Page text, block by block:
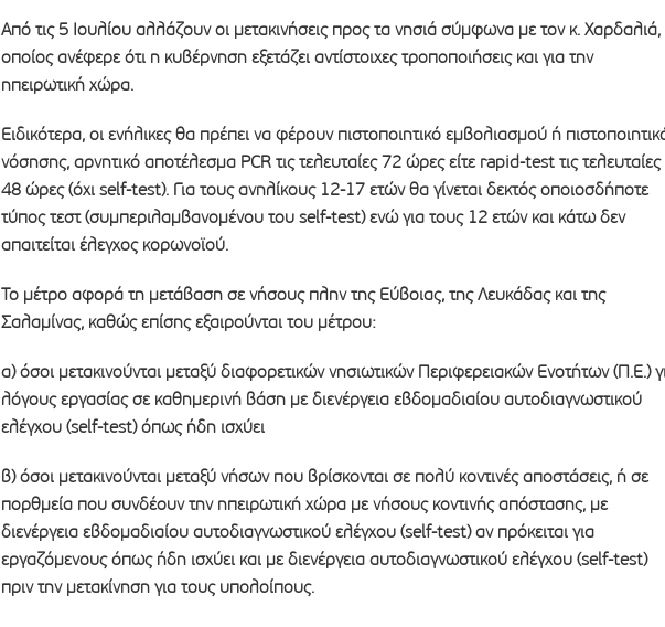
Από τις 5 Ιουλίου αλλάζουν οι μετακινήσεις προς τα νησιά σύμφωνα με τον κ.
οποίος ανέφερε ότι η κυβέρνηση εξετάζει αντίστοιχες τροποποιήσεις και για την
ηπειρωτική χώρα.
Ειδικότερα, οι ενήλικες θα πρέπει να φέρουν πιστοποιητικό εμβολιασμού ή
νόσησης, αρνητικό αποτέλεσμα PCR τις τελευταίες 72 ώρες είτε rapid-test τις τελευταίες
48 ώρες (όχι self-test). Για τους ανηλίκους 12-17 ετών θα γίνεται δεκτός οποιοσδήποτε
τύπος τεστ (συμπεριλαμβανομένου του self-test) ενώ για τους 12 ετών και κάτω δεν
απαιτείται έλεγχος κορωνοϊού.
Το μέτρο αφορά τη μετάβαση σε νήσους πλην της Εύβοιας, της Λευκάδας και της
Σαλαμίνας, καθώς επίσης εξαιρούνται του μέτρου:
α) όσοι μετακινούνται μεταξύ διαφορετικών νησιωτικών Περιφερειακών Ενοτήτων (Π.Ε.)
λόγους εργασίας σε καθημερινή βάση με διενέργεια εβδομαδιαίου αυτοδιαγνωστικού
ελέγχου (self-test) όπως ήδη ισχύει
β) όσοι μετακινούνται μεταξύ νήσων που βρίσκονται σε πολύ κοντινές αποστάσεις, ή σε
πορθμεία που συνδέουν την ηπειρωτική χώρα με νήσους κοντινής απόστασης, με
διενέργεια εβδομαδιαίου αυτοδιαγνωστικού ελέγχου (self-test) αν πρόκειται για
εργαζόμενους όπως ήδη ισχύει και με διενέργεια αυτοδιαγνωστικού ελέγχου (self-test)
πριν την μετακίνηση για τους υπολοίπους.